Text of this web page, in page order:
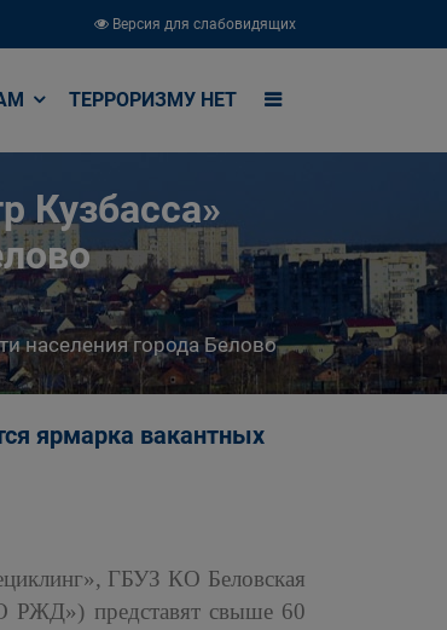
Версия для слабовидящих
ТЕРРОРИЗМУ НЕТ
Кузбасса»
населения города Белово
ярмарка вакантных
ГБУЗ КО Беловская
РЖД») представят свыше 60